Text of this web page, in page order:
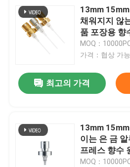
13mm
채워지지 않
품 포장용 향
프레이어
MOQ：
가격：협상 가능
최고의 가격
13mm
이는 은 금
프레스 향수
스프레이어
MOQ：